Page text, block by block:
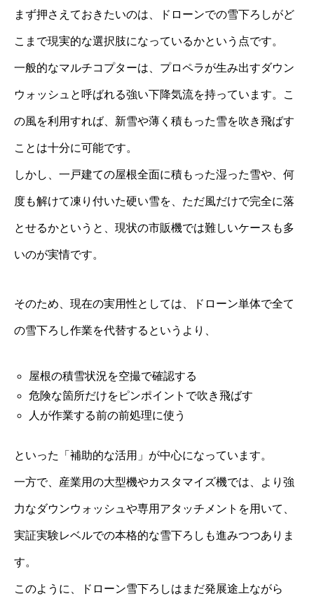
まず押さえておきたいのは、ドローンでの雪下ろしがど
こまで現実的な選択肢になっているかという点です。
一般的なマルチコプターは、プロペラが生み出すダウン
ウォッシュと呼ばれる強い下降気流を持っています。こ
の風を利用すれば、新雪や薄く積もった雪を吹き飛ばす
ことは十分に可能です。
しかし、一戸建ての屋根全面に積もった湿った雪や、何
度も解けて凍り付いた硬い雪を、ただ風だけで完全に落
とせるかというと、現状の市販機では難しいケースも多
いのが実情です。
そのため、現在の実用性としては、ドローン単体で全て
の雪下ろし作業を代替するというより、
屋根の積雪状況を空撮で確認する
危険な箇所だけをピンポイントで吹き飛ばす
人が作業する前の前処理に使う
といった「補助的な活用」が中心になっています。
一方で、産業用の大型機やカスタマイズ機では、より強
力なダウンウォッシュや専用アタッチメントを用いて、
実証実験レベルでの本格的な雪下ろしも進みつつありま
す。
このように、ドローン雪下ろしはまだ発展途上ながら